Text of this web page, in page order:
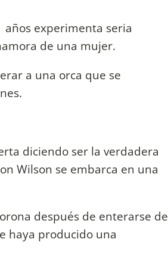
años experimenta seria
de una mujer.
a una orca que se
diciendo ser la verdadera
Wilson se embarca en una
después de enterarse de
haya producido una